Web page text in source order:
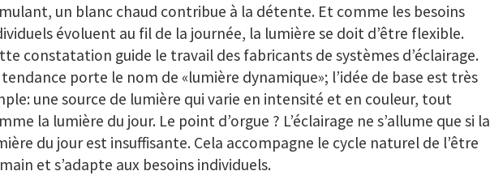
un blanc chaud contribue à la détente. Et comme les besoins
évoluent au fil de la journée, la lumière se doit d’être flexible.
constatation guide le travail des fabricants de systèmes d’éclairage.
tendance porte le nom de «lumière dynamique»; l’idée de base est très
une source de lumière qui varie en intensité et en couleur, tout
la lumière du jour. Le point d’orgue ? L’éclairage ne s’allume que si la
du jour est insuffisante. Cela accompagne le cycle naturel de l’être
et s’adapte aux besoins individuels.